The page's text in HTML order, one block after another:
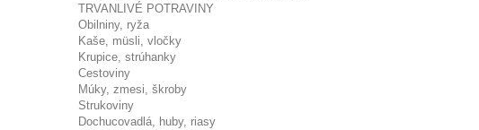
TRVANLIVÉ POTRAVINY
Obilniny, ryža
Kaše, müsli, vločky
Krupice, strúhanky
Cestoviny
Múky, zmesi, škroby
Strukoviny
Dochucovadlá, huby, riasy